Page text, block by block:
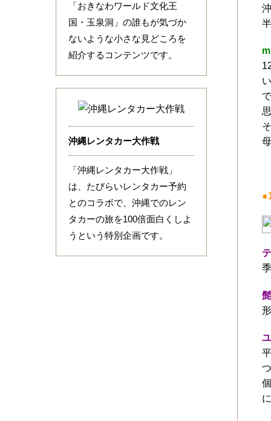
「おきなわワールド文化王
国・玉泉洞」の誰もが気づか
ないような小さな見どころを
紹介するコンテンツです。
沖縄レンタカー大作戦
「沖縄レンタカー大作戦」
は、たびらいレンタカー予約
とのコラボで、沖縄でのレン
タカーの旅を100倍面白くしよ
うという特別企画です。